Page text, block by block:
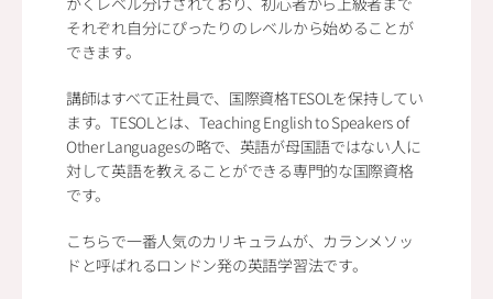
それぞれ自分にぴったりのレベルから始めることが
できます。
講師はすべて正社員で、国際資格TESOLを保持してい
ます。TESOLとは、Teaching English to Speakers of
Other Languagesの略で、英語が母国語ではない人に
対して英語を教えることができる専門的な国際資格
です。
こちらで一番人気のカリキュラムが、カランメソッ
ドと呼ばれるロンドン発の英語学習法です。